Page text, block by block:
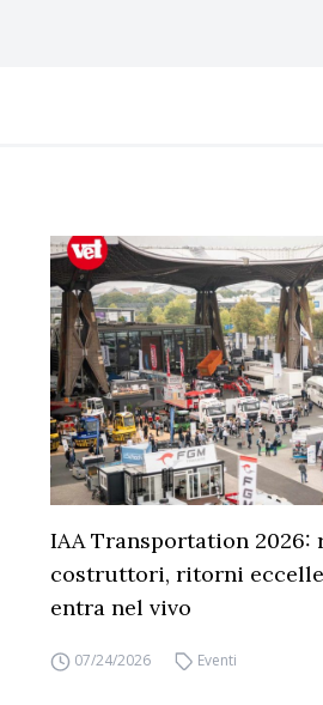
IAA Transportation 2026:
costruttori, ritorni
entra nel vivo
07/24/2026 Eventi